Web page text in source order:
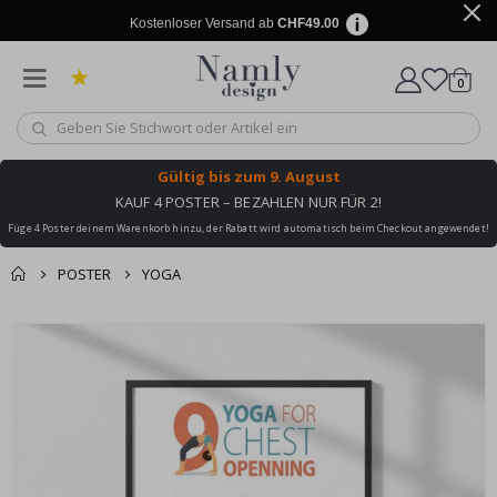
Kostenloser Versand ab CHF49.00
Wagen
0
Gültig bis zum 9. August
KAUF 4 POSTER – BEZAHLEN NUR FÜR 2!
Füge 4 Poster deinem Warenkorb hinzu, der Rabatt wird automatisch beim Checkout angewendet!
POSTER YOGA
Zusammen gekaufte
Produkte